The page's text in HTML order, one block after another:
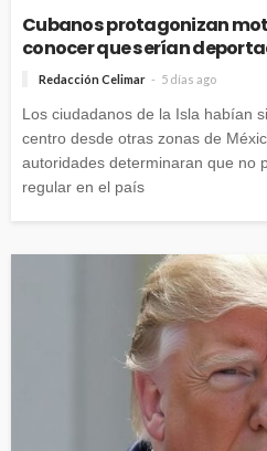
Cubanos protagonizan
conocer que serían
Redacción Celimar 5 días ago
Los ciudadanos de la Isla habían
centro desde otras zonas de
autoridades determinaran que no
regular en el país